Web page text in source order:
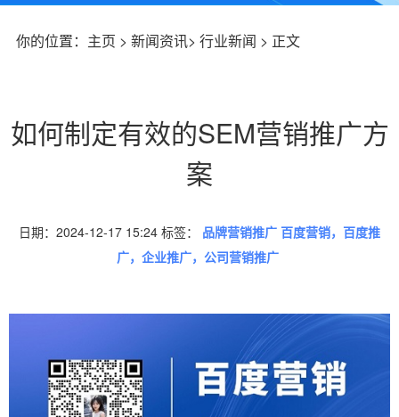
你的位置： 主页 > 新闻资讯> 行业新闻 > 正文
如何制定有效的SEM营销推广方
案
日期：2024-12-17 15:24 标签： 品牌营销推广 百度营销，百度推
广，企业推广，公司营销推广